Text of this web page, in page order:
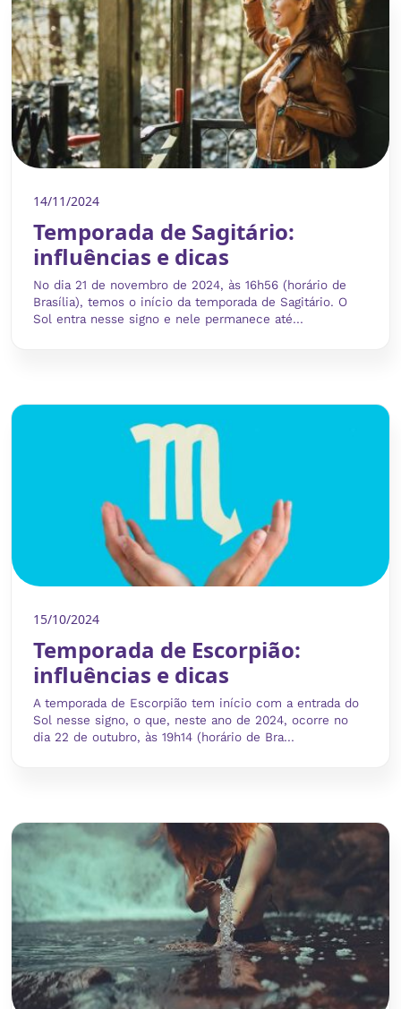
14/11/2024
Temporada de Sagitário:
influências e dicas
No dia 21 de novembro de 2024, às 16h56 (horário de
Brasília), temos o início da temporada de Sagitário. O
Sol entra nesse signo e nele permanece até...
15/10/2024
Temporada de Escorpião:
influências e dicas
A temporada de Escorpião tem início com a entrada do
Sol nesse signo, o que, neste ano de 2024, ocorre no
dia 22 de outubro, às 19h14 (horário de Bra...